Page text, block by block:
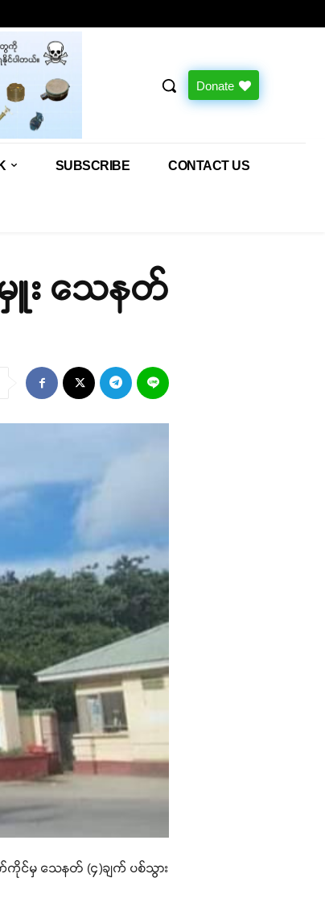
Donate
SUBSCRIBE CONTACT US
း သေနတ်
င်မှ သေနတ် (၄)ချက် ပစ်သွား